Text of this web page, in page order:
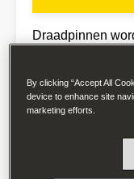
Draadpinnen
gelegd, zodat
de kabel niet
waardoor het
problemen te
By clicking “Accept All
device to enhance site
marketing efforts.